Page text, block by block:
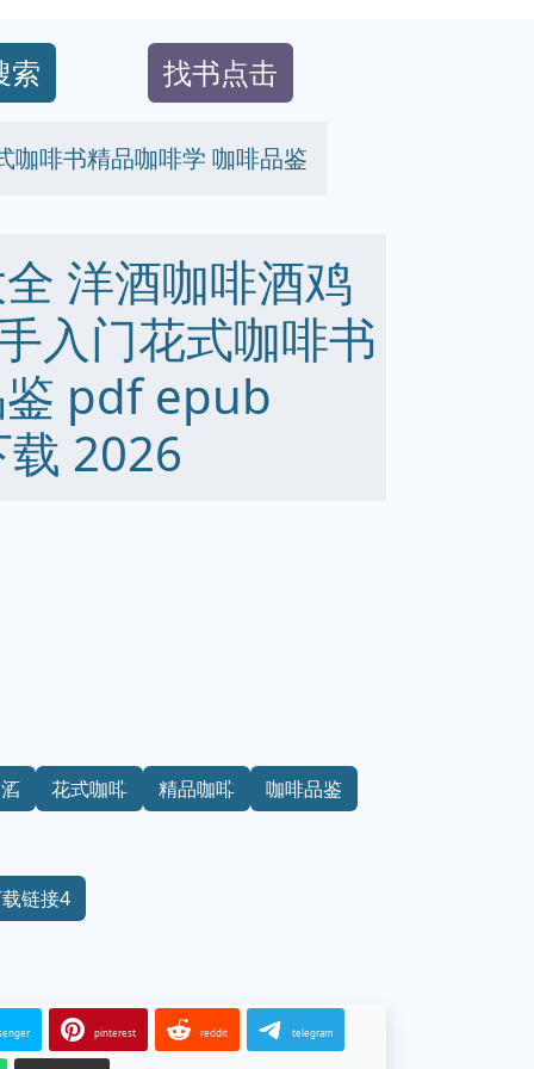
索 找书点击
咖啡书精品咖啡学 咖啡品鉴
洋酒咖啡酒鸡
入门花式咖啡书
pdf epub
2026
花式咖啡 精品咖啡 咖啡品鉴
链接4
pinterest reddit telegram